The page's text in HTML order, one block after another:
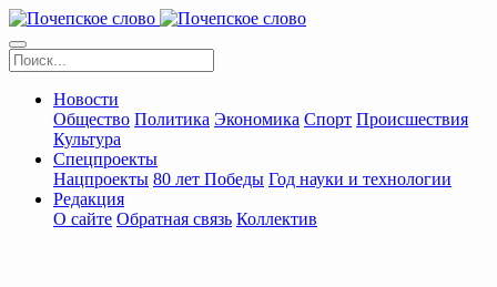
Новости
Общество Политика Экономика Спорт Происшествия
Культура
Спецпроекты
Нацпроекты 80 лет Победы Год науки и технологии
Редакция
О сайте Обратная связь Коллектив